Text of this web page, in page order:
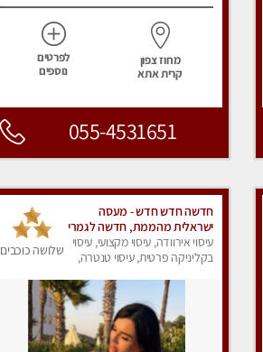
מחוז צפון
קרית אתא
לפרטים
נוספים
055-4531651
חדשה חדש חדש - מעסה
ישראלית מהממת, חדשה לגמרי
בקריות
עיסוי אירוודה, עיסוי מקצועי, עיסוי
בקליניקה פרטית, עיסוי טנטרה,
שלושה כוכבים